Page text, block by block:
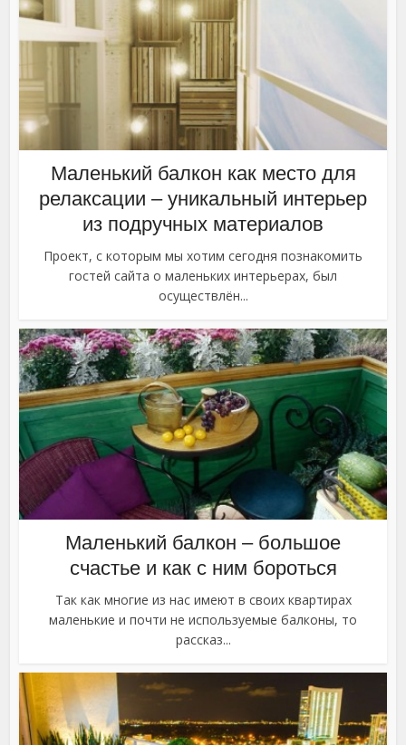
Маленький балкон как место для
релаксации – уникальный интерьер
из подручных материалов
Проект, с которым мы хотим сегодня познакомить
гостей сайта о маленьких интерьерах, был
осуществлён...
Маленький балкон – большое
счастье и как с ним бороться
Так как многие из нас имеют в своих квартирах
маленькие и почти не используемые балконы, то
рассказ...